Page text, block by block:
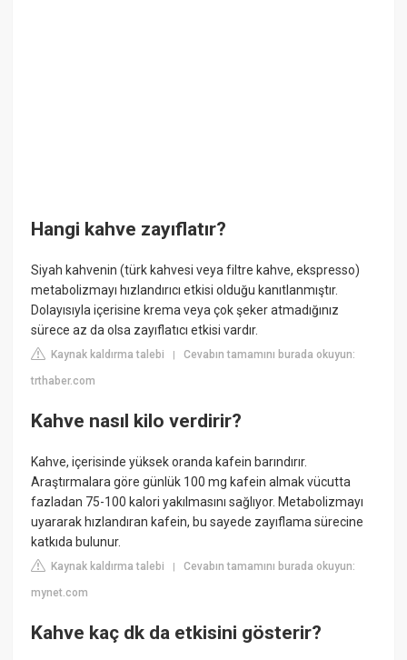
Hangi kahve zayıflatır?
Siyah kahvenin (türk kahvesi veya filtre kahve, ekspresso)
metabolizmayı hızlandırıcı etkisi olduğu kanıtlanmıştır.
Dolayısıyla içerisine krema veya çok şeker atmadığınız
sürece az da olsa zayıflatıcı etkisi vardır.
Kaynak kaldırma talebi |Cevabın tamamını burada okuyun:
trthaber.com
Kahve nasıl kilo verdirir?
Kahve, içerisinde yüksek oranda kafein barındırır.
Araştırmalara göre günlük 100 mg kafein almak vücutta
fazladan 75-100 kalori yakılmasını sağlıyor. Metabolizmayı
uyararak hızlandıran kafein, bu sayede zayıflama sürecine
katkıda bulunur.
Kaynak kaldırma talebi |Cevabın tamamını burada okuyun:
mynet.com
Kahve kaç dk da etkisini gösterir?